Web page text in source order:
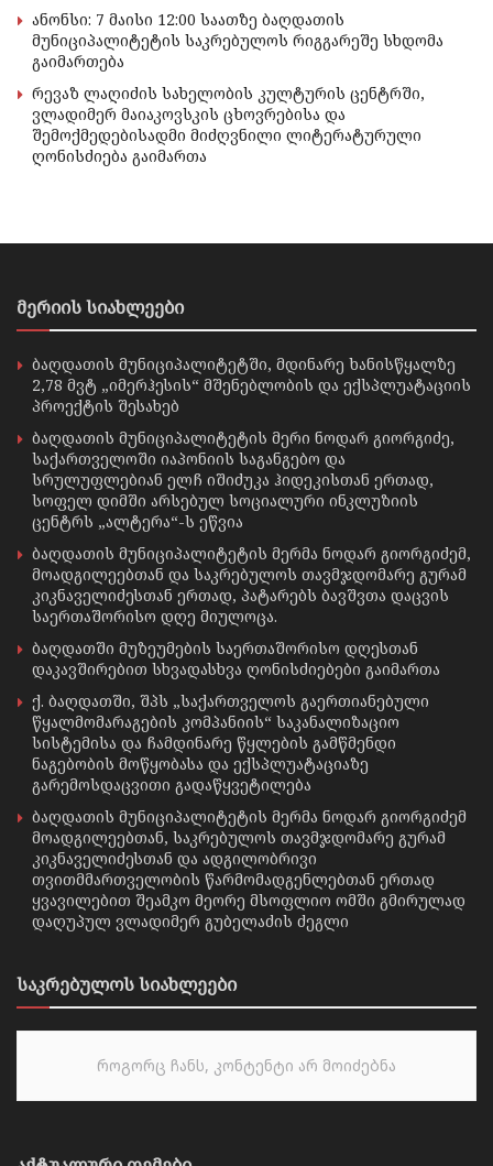
ანონსი: 7 მაისი 12:00 საათზე ბაღდათის
მუნიციპალიტეტის საკრებულოს რიგგარეშე სხდომა
გაიმართება
რევაზ ლაღიძის სახელობის კულტურის ცენტრში,
ვლადიმერ მაიაკოვსკის ცხოვრებისა და
შემოქმედებისადმი მიძღვნილი ლიტერატურული
ღონისძიება გაიმართა
მერიის სიახლეები
ბაღდათის მუნიციპალიტეტში, მდინარე ხანისწყალზე
2,78 მვტ „იმერჰესის“ მშენებლობის და ექსპლუატაციის
პროექტის შესახებ
ბაღდათის მუნიციპალიტეტის მერი ნოდარ გიორგიძე,
საქართველოში იაპონიის საგანგებო და
სრულუფლებიან ელჩ იშიძუკა ჰიდეკისთან ერთად,
სოფელ დიმში არსებულ სოციალური ინკლუზიის
ცენტრს „ალტერა“-ს ეწვია
ბაღდათის მუნიციპალიტეტის მერმა ნოდარ გიორგიძემ,
მოადგილეებთან და საკრებულოს თავმჯდომარე გურამ
კიკნაველიძესთან ერთად, პატარებს ბავშვთა დაცვის
საერთაშორისო დღე მიულოცა.
ბაღდათში მუზეუმების საერთაშორისო დღესთან
დაკავშირებით სხვადასხვა ღონისძიებები გაიმართა
ქ. ბაღდათში, შპს „საქართველოს გაერთიანებული
წყალმომარაგების კომპანიის“ საკანალიზაციო
სისტემისა და ჩამდინარე წყლების გამწმენდი
ნაგებობის მოწყობასა და ექსპლუატაციაზე
გარემოსდაცვითი გადაწყვეტილება
ბაღდათის მუნიციპალიტეტის მერმა ნოდარ გიორგიძემ
მოადგილეებთან, საკრებულოს თავმჯდომარე გურამ
კიკნაველიძესთან და ადგილობრივი
თვითმმართველობის წარმომადგენლებთან ერთად
ყვავილებით შეამკო მეორე მსოფლიო ომში გმირულად
დაღუპულ ვლადიმერ გუბელაძის ძეგლი
საკრებულოს სიახლეები
როგორც ჩანს, კონტენტი არ მოიძებნა